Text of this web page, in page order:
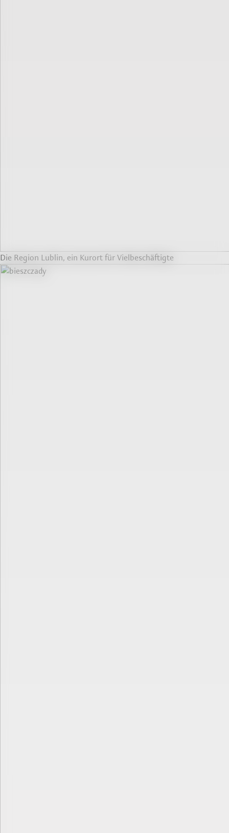
Die Region Lublin, ein Kurort für Vielbeschäftigte